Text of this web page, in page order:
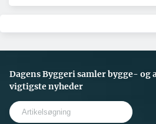
Dagens Byggeri samler bygge- og
vigtigste nyheder